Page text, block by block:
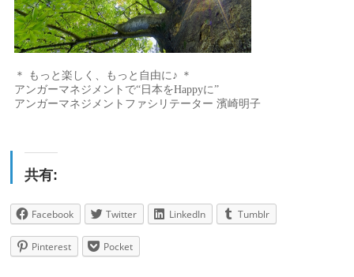
＊ もっと楽しく、もっと自由に♪ ＊
アンガーマネジメントで“日本をHappyに”
アンガーマネジメントファシリテーター 濱崎明子
共有:
Facebook Twitter LinkedIn Tumblr
Pinterest Pocket